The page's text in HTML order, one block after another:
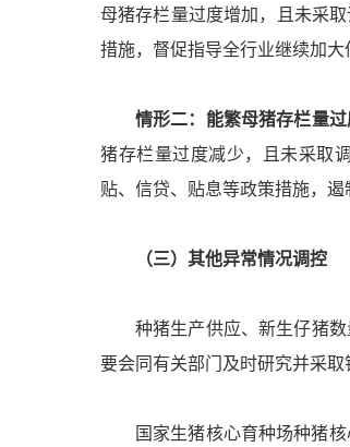
母猪存栏量过度增加，且未采
措施，督促指导全行业继续加大
情形二：能繁母猪存栏量过
猪存栏量过度减少，且未采取
贴、信贷、贴息等政策措施，遏
（三）其他异常情况调控
种猪生产供应、新生仔猪
要会同有关部门及时研究并采
国家生猪核心育种场种猪